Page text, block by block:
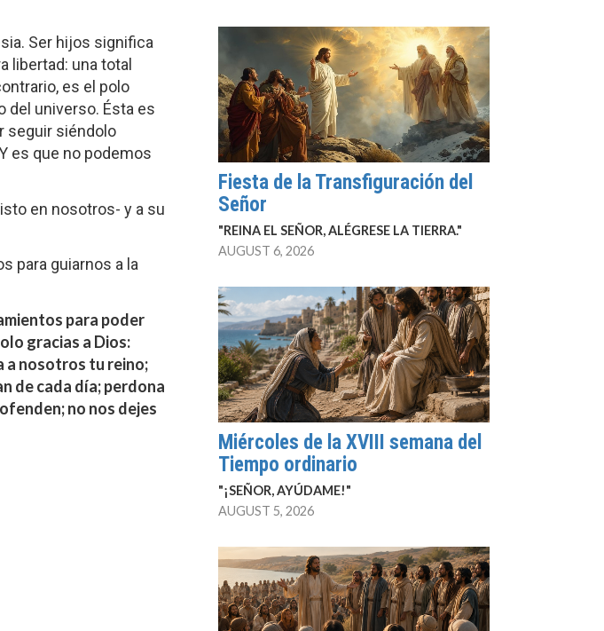
Ser hijos significa
libertad: una total
es el polo
del universo. Ésta es
seguir siéndolo
es que no podemos
en nosotros- y a su
para guiarnos a la
para poder
gracias a Dios:
a nosotros tu reino;
de cada día; perdona
no nos dejes
Fiesta de la Transfiguración del
Señor
"REINA EL SEÑOR, ALÉGRESE LA TIERRA."
AUGUST 6, 2026
Miércoles de la XVIII semana del
Tiempo ordinario
"¡SEÑOR, AYÚDAME!"
AUGUST 5, 2026